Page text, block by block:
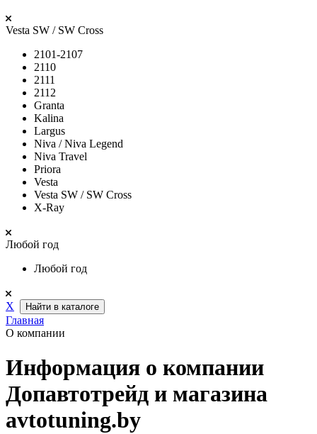
Vesta SW / SW Cross
2101-2107
2110
2111
2112
Granta
Kalina
Largus
Niva / Niva Legend
Niva Travel
Priora
Vesta
Vesta SW / SW Cross
X-Ray
Любой год
Любой год
Х Найти в каталоге
Главная
О компании
Информация о компании
Допавтотрейд и магазина
avtotuning.by